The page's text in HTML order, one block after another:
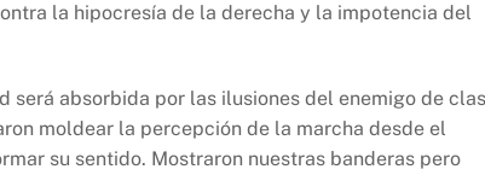
la hipocresía de la derecha y la impotencia del
absorbida por las ilusiones del enemigo de
moldear la percepción de la marcha desde el
su sentido. Mostraron nuestras banderas pero